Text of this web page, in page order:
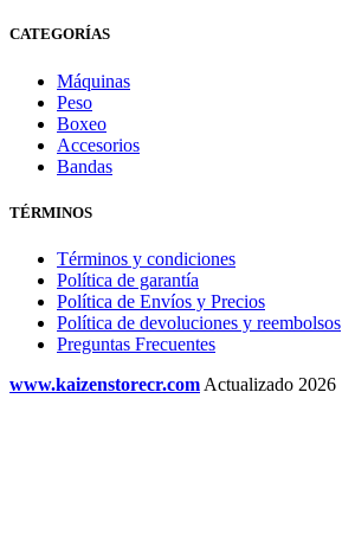
CATEGORÍAS
Máquinas
Peso
Boxeo
Accesorios
Bandas
TÉRMINOS
Términos y condiciones
Política de garantía
Política de Envíos y Precios
Política de devoluciones y reembolsos
Preguntas Frecuentes
www.kaizenstorecr.com Actualizado 2026